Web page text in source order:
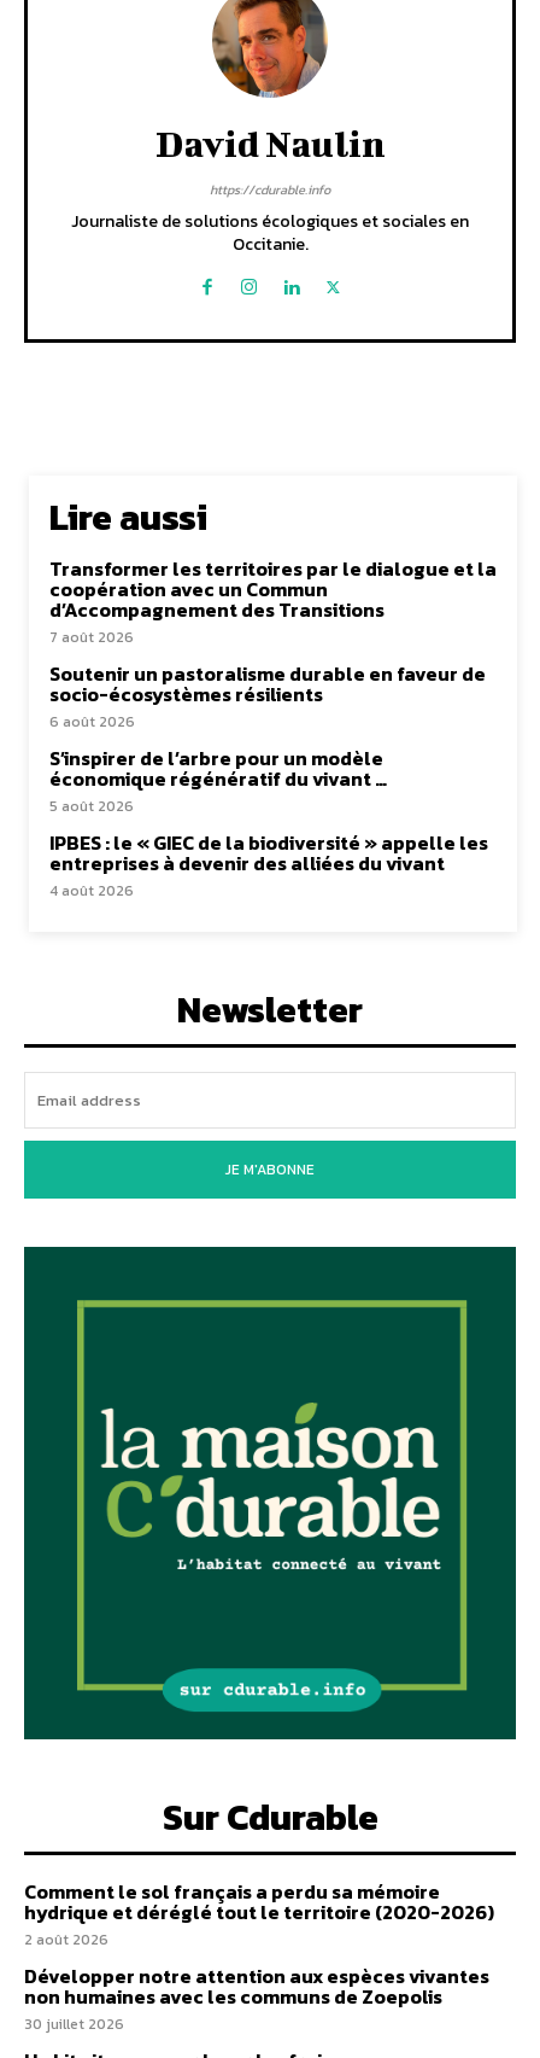
David Naulin
https://cdurable.info
Journaliste de solutions écologiques et sociales en
Occitanie.
Lire aussi
Transformer les territoires par le dialogue et la
coopération avec un Commun
d’Accompagnement des Transitions
7 août 2026
Soutenir un pastoralisme durable en faveur de
socio-écosystèmes résilients
6 août 2026
S’inspirer de l’arbre pour un modèle
économique régénératif du vivant …
5 août 2026
IPBES : le « GIEC de la biodiversité » appelle les
entreprises à devenir des alliées du vivant
4 août 2026
Newsletter
JE M'ABONNE
Sur Cdurable
Comment le sol français a perdu sa mémoire
hydrique et déréglé tout le territoire (2020-2026)
2 août 2026
Développer notre attention aux espèces vivantes
non humaines avec les communs de Zoepolis
30 juillet 2026